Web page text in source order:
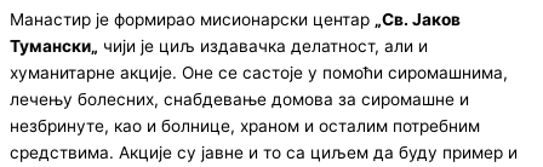
Манастир је формирао мисионарски центар „Св. Јаков
Тумански„ чији је циљ издавачка делатност, али и
хуманитарне акције. Оне се састоје у помоћи сиромашнима,
лечењу болесних, снабдевање домова за сиромашне и
незбринуте, као и болнице, храном и осталим потребним
средствима. Акције су јавне и то са циљем да буду пример и